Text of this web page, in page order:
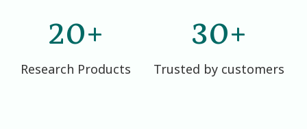
20+
Research Products
30+
Trusted by customers